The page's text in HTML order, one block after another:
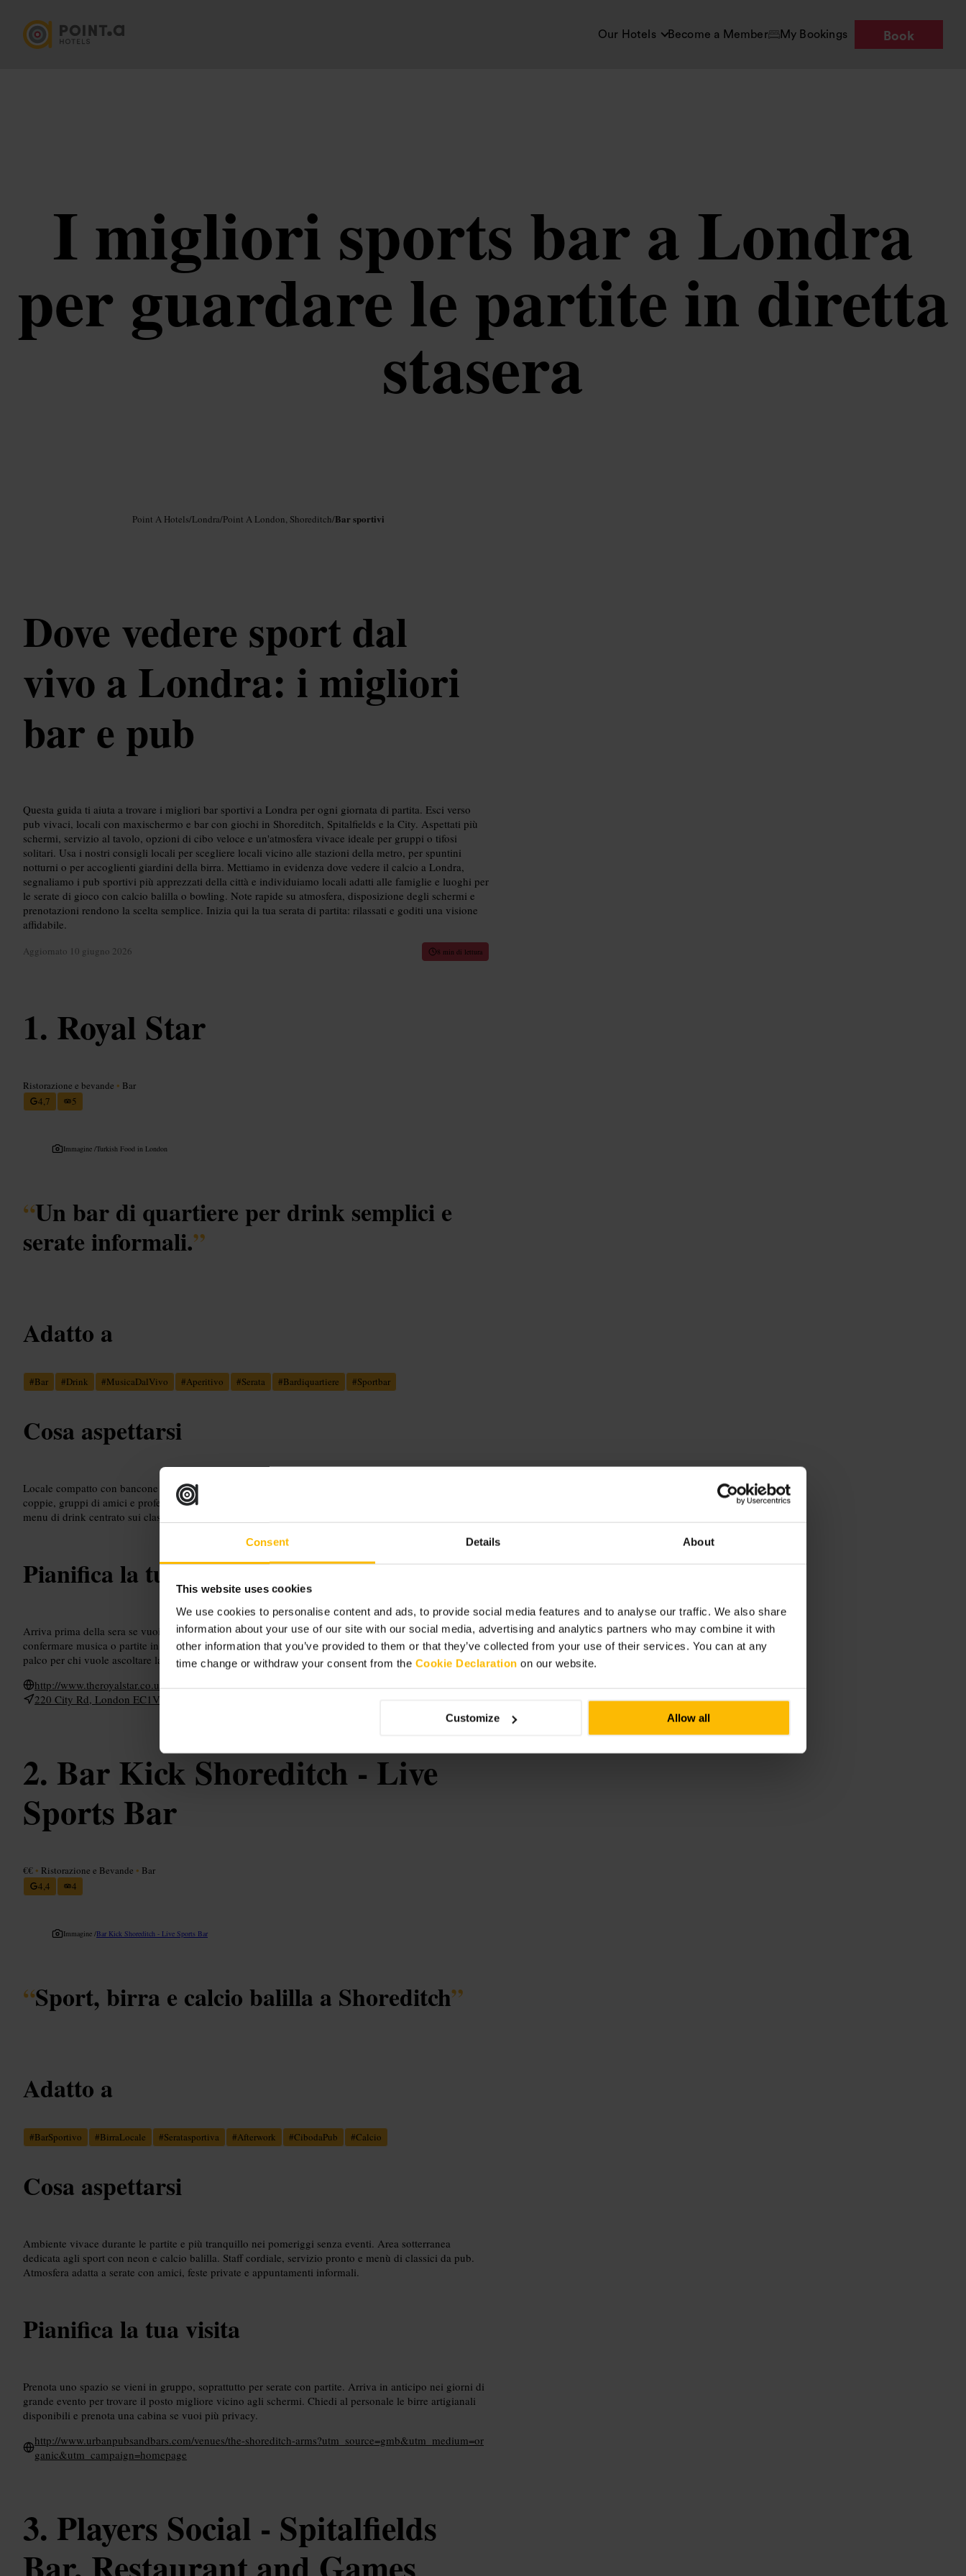
Consent Details About
This website uses cookies
We use cookies to personalise content and ads, to provide social media features and to analyse our traffic. We also share
information about your use of our site with our social media, advertising and analytics partners who may combine it with
other information that you’ve provided to them or that they’ve collected from your use of their services. You can at any
time change or withdraw your consent from the Cookie Declaration on our website.
Customize Allow all
Our Hotels Become a Member My Bookings Book
I migliori sports bar a Londra
per guardare le partite in diretta
stasera
Point A Hotels/Londra/Point A London, Shoreditch/Bar sportivi
Dove vedere sport dal
vivo a Londra: i migliori
bar e pub
Questa guida ti aiuta a trovare i migliori bar sportivi a Londra per ogni giornata di partita. Esci verso
pub vivaci, locali con maxischermo e bar con giochi in Shoreditch, Spitalfields e la City. Aspettati più
schermi, servizio al tavolo, opzioni di cibo veloce e un'atmosfera vivace ideale per gruppi o tifosi
solitari. Usa i nostri consigli locali per scegliere locali vicino alle stazioni della metro, per spuntini
notturni o per accoglienti giardini della birra. Mettiamo in evidenza dove vedere il calcio a Londra,
segnaliamo i pub sportivi più apprezzati della città e individuiamo locali adatti alle famiglie e luoghi per
le serate di gioco con calcio balilla o bowling. Note rapide su atmosfera, disposizione degli schermi e
prenotazioni rendono la scelta semplice. Inizia qui la tua serata di partita: rilassati e goditi una visione
affidabile.
Aggiornato 10 giugno 2026 8 min di lettura
Royal Star
Ristorazione e bevande • Bar
4,7
5
Immagine /Turkish Food in London
“Un bar di quartiere per drink semplici e
serate informali.”
Adatto a
#Bar #Drink #MusicaDalVivo #Aperitivo #Serata #Bardiquartiere #Sportbar
Cosa aspettarsi
Locale compatto con bancone e tavoli stretti. Musica dal vivo e sport proiettati in serata. Clientela varia:
coppie, gruppi di amici e professionisti che escono dopo il lavoro. Servizio diretto e senza fronzoli,
menu di drink centrato sui classici e qualche spuntino informale.
Pianifica la tua visita
Arriva prima della sera se vuoi un tavolo per gruppo. Controlla la pagina social del locale per
confermare musica o partite in programma. Scegli posti al bancone per chi è da solo, tavoli vicini al
palco per chi vuole ascoltare la musica.
http://www.theroyalstar.co.uk/
220 City Rd, London EC1V 2PN, Regno Unito
Bar Kick Shoreditch - Live
Sports Bar
€€ • Ristorazione e Bevande • Bar
4,4
4
Immagine /Bar Kick Shoreditch - Live Sports Bar
“Sport, birra e calcio balilla a Shoreditch”
Adatto a
#BarSportivo #BirraLocale #Seratasportiva #Afterwork #CibodaPub #Calcio
Cosa aspettarsi
Ambiente vivace durante le partite e più tranquillo nei pomeriggi senza eventi. Area sotterranea
dedicata agli sport con neon e calcio balilla. Staff cordiale, servizio pronto e menù di classici da pub.
Atmosfera adatta a serate con amici, feste private e appuntamenti informali.
Pianifica la tua visita
Prenota uno spazio se vieni in gruppo, soprattutto per serate con partite. Arriva in anticipo nei giorni di
grande evento per trovare il posto migliore vicino agli schermi. Chiedi al personale le birre artigianali
disponibili e prenota una cabina se vuoi più privacy.
http://www.urbanpubsandbars.com/venues/the-shoreditch-arms?utm_source=gmb&utm_medium=or
ganic&utm_campaign=homepage
Players Social - Spitalfields